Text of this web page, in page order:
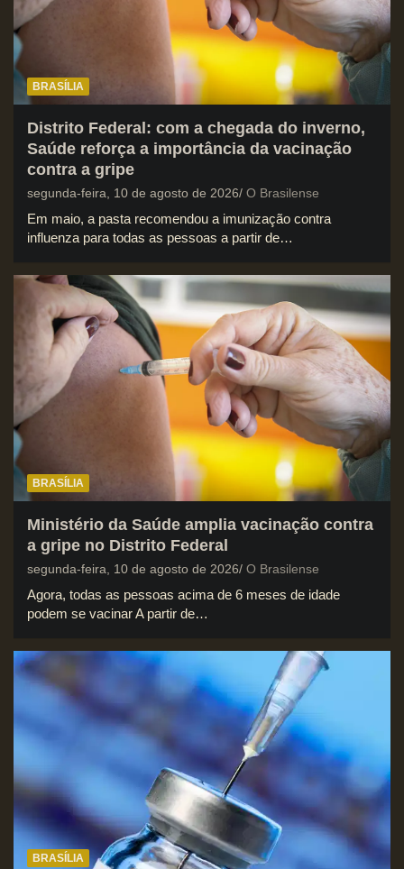
BRASÍLIA
Distrito Federal: com a chegada do inverno,
Saúde reforça a importância da vacinação
contra a gripe
segunda-feira, 10 de agosto de 2026 O Brasilense
Em maio, a pasta recomendou a imunização contra
influenza para todas as pessoas a partir de…
BRASÍLIA
Ministério da Saúde amplia vacinação contra
a gripe no Distrito Federal
segunda-feira, 10 de agosto de 2026 O Brasilense
Agora, todas as pessoas acima de 6 meses de idade
podem se vacinar A partir de…
BRASÍLIA